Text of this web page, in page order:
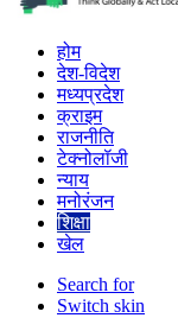
होम
देश-विदेश
मध्यप्रदेश
क्राइम
राजनीति
टेक्नोलॉजी
न्याय
मनोरंजन
शिक्षा
खेल
Search for
Switch skin